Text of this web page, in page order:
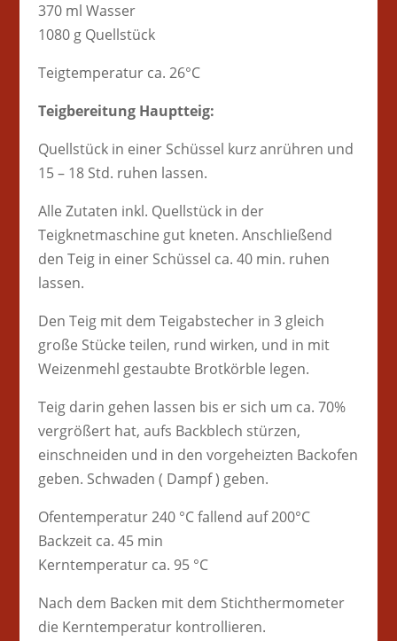
370 ml Wasser
1080 g Quellstück
Teigtemperatur ca. 26°C
Teigbereitung Hauptteig:
Quellstück in einer Schüssel kurz anrühren und
15 – 18 Std. ruhen lassen.
Alle Zutaten inkl. Quellstück in der
Teigknetmaschine gut kneten. Anschließend
den Teig in einer Schüssel ca. 40 min. ruhen
lassen.
Den Teig mit dem Teigabstecher in 3 gleich
große Stücke teilen, rund wirken, und in mit
Weizenmehl gestaubte Brotkörble legen.
Teig darin gehen lassen bis er sich um ca. 70%
vergrößert hat, aufs Backblech stürzen,
einschneiden und in den vorgeheizten Backofen
geben. Schwaden ( Dampf ) geben.
Ofentemperatur 240 °C fallend auf 200°C
Backzeit ca. 45 min
Kerntemperatur ca. 95 °C
Nach dem Backen mit dem Stichthermometer
die Kerntemperatur kontrollieren.